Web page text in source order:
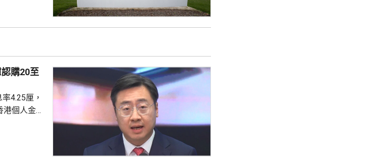
全穩定運
人機相關
4.25厘，
收益穩定